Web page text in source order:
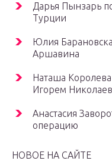
Дарья Пынзарь
Турции
Юлия
Аршавина
Наташа
Игорем
Анастасия
операцию
НОВОЕ НА САЙТЕ